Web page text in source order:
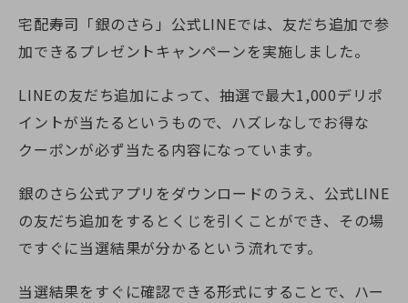
宅配寿司「銀のさら」公式LINEでは、友だち追加で参
加できるプレゼントキャンペーンを実施しました。
LINEの友だち追加によって、抽選で最大1,000デリポ
イントが当たるというもので、ハズレなしでお得な
クーポンが必ず当たる内容になっています。
銀のさら公式アプリをダウンロードのうえ、公式LINE
の友だち追加をするとくじを引くことができ、その場
ですぐに当選結果が分かるという流れです。
当選結果をすぐに確認できる形式にすることで、ハー